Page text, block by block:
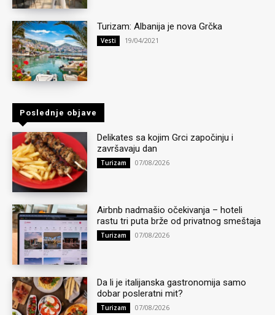
Turizam: Albanija je nova Grčka
Vesti 19/04/2021
Poslednje objave
Delikates sa kojim Grci započinju i
završavaju dan
Turizam 07/08/2026
Airbnb nadmašio očekivanja – hoteli
rastu tri puta brže od privatnog smeštaja
Turizam 07/08/2026
Da li je italijanska gastronomija samo
dobar posleratni mit?
Turizam 07/08/2026